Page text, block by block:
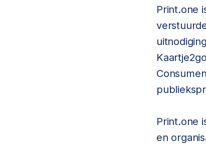
Print.one
Print.one
en